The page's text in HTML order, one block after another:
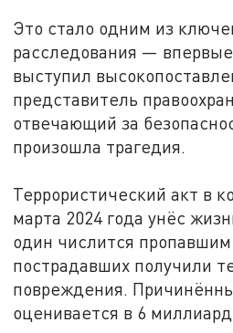
Это стало одним из
расследования —
выступил
представитель
отвечающий за
произошла трагедия.
Террористический акт в
марта 2024 года унёс
один числится пропавшим
пострадавших получили
повреждения.
оценивается в 6